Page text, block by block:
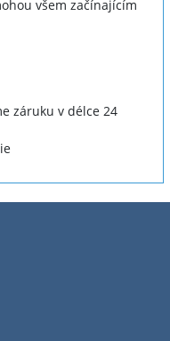
všem začínajícím
záruku v délce 24